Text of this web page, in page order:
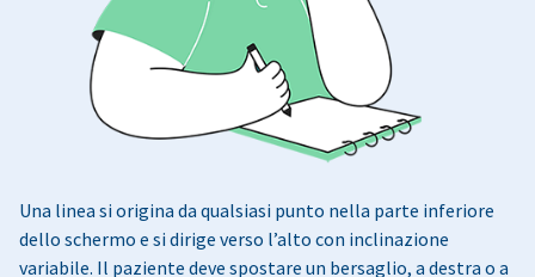
Una linea si origina da qualsiasi punto nella parte inferiore
dello schermo e si dirige verso l’alto con inclinazione
variabile. Il paziente deve spostare un bersaglio, a destra o a